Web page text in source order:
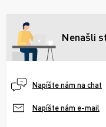
Nenašli
Napíšte nám na chat
Napíšte nám e-mail